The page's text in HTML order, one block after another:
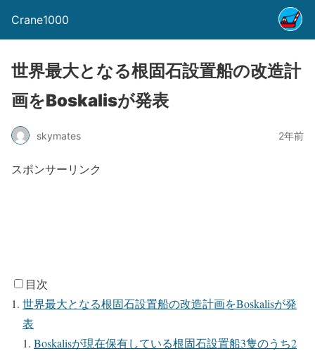
Crane1000
世界最大となる根固石設置船の改造計
画をBoskalisが発表
skymates 2年前
スポンサーリンク
目次
世界最大となる根固石設置船の改造計画をBoskalisが発
表
Boskalisが現在保有している根固石設置船3隻のうち2